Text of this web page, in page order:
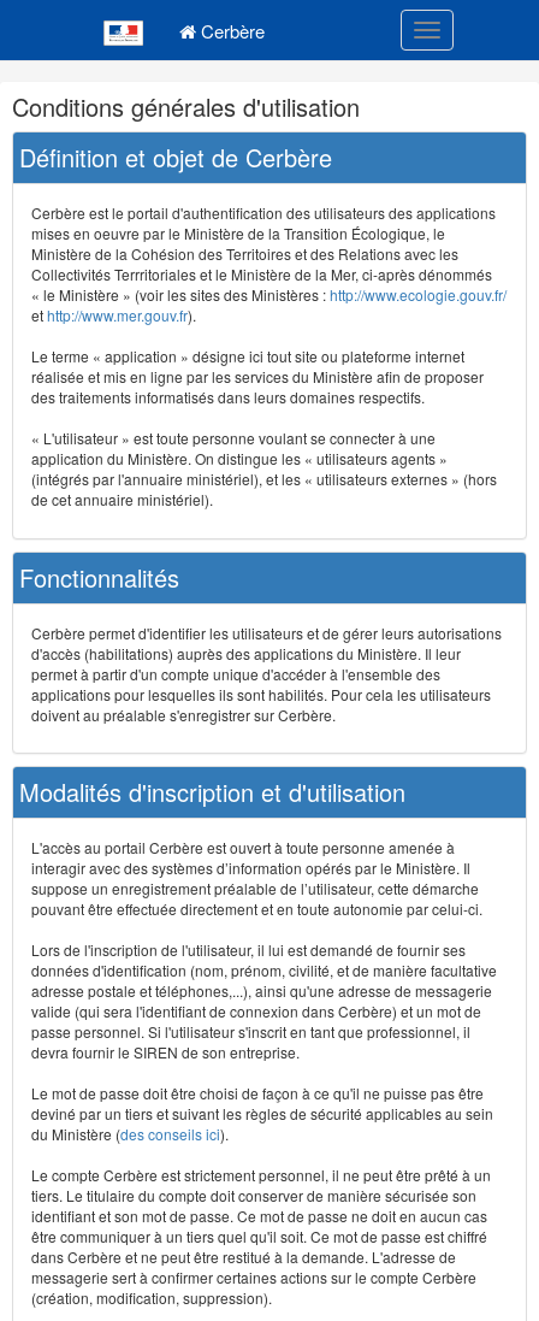
Cerbère Toggle
Navigation
et
outils
annexes
Conditions générales d'utilisation
Définition et objet de Cerbère
Cerbère est le portail d'authentification des utilisateurs des applications
mises en oeuvre par le Ministère de la Transition Écologique, le
Ministère de la Cohésion des Territoires et des Relations avec les
Collectivités Terrritoriales et le Ministère de la Mer, ci-après dénommés
« le Ministère » (voir les sites des Ministères :http://www.ecologie.gouv.fr/
ethttp://www.mer.gouv.fr).
Le terme « application » désigne ici tout site ou plateforme internet
réalisée et mis en ligne par les services du Ministère afin de proposer
des traitements informatisés dans leurs domaines respectifs.
« L'utilisateur » est toute personne voulant se connecter à une
application du Ministère. On distingue les « utilisateurs agents »
(intégrés par l'annuaire ministériel), et les « utilisateurs externes » (hors
de cet annuaire ministériel).
Fonctionnalités
Cerbère permet d'identifier les utilisateurs et de gérer leurs autorisations
d'accès (habilitations) auprès des applications du Ministère. Il leur
permet à partir d'un compte unique d'accéder à l'ensemble des
applications pour lesquelles ils sont habilités. Pour cela les utilisateurs
doivent au préalable s'enregistrer sur Cerbère.
Modalités d'inscription et d'utilisation
L'accès au portail Cerbère est ouvert à toute personne amenée à
interagir avec des systèmes d’information opérés par le Ministère. Il
suppose un enregistrement préalable de l’utilisateur, cette démarche
pouvant être effectuée directement et en toute autonomie par celui-ci.
Lors de l'inscription de l'utilisateur, il lui est demandé de fournir ses
données d'identification (nom, prénom, civilité, et de manière facultative
adresse postale et téléphones,...), ainsi qu'une adresse de messagerie
valide (qui sera l'identifiant de connexion dans Cerbère) et un mot de
passe personnel. Si l'utilisateur s'inscrit en tant que professionnel, il
devra fournir le SIREN de son entreprise.
Le mot de passe doit être choisi de façon à ce qu'il ne puisse pas être
deviné par un tiers et suivant les règles de sécurité applicables au sein
du Ministère (des conseils ici).
Le compte Cerbère est strictement personnel, il ne peut être prêté à un
tiers. Le titulaire du compte doit conserver de manière sécurisée son
identifiant et son mot de passe. Ce mot de passe ne doit en aucun cas
être communiquer à un tiers quel qu'il soit. Ce mot de passe est chiffré
dans Cerbère et ne peut être restitué à la demande. L'adresse de
messagerie sert à confirmer certaines actions sur le compte Cerbère
(création, modification, suppression).